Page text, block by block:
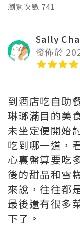
瀏覽次數:741
Sally
發佈於
到酒店吃自助
琳瑯滿目的美
未坐定便開始
吃到哪一道，
心裏盤算要吃
後的甜品和雪
來說，往往都
最後還有很多
下了。